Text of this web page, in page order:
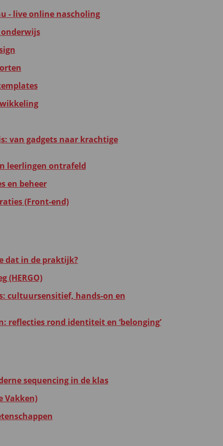
- live online nascholing
onderwijs
van gadgets naar krachtige
leerlingen ontrafeld
en beheer
(Front-end)
dat in de praktijk?
(HERGO)
cultuursensitief, hands-on en
reflecties rond identiteit en ‘belonging’
sequencing in de klas
Vakken)